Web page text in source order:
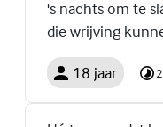
's nachts om te
die wrijving
18 jaar